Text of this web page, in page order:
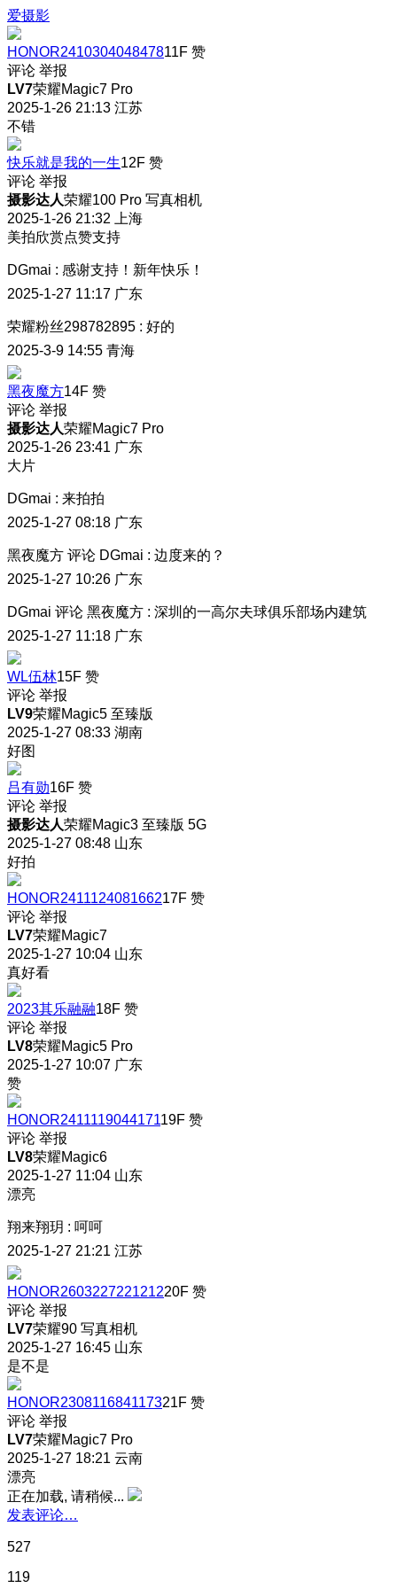
爱摄影
HONOR241030404847811F 赞
评论 举报
LV7荣耀Magic7 Pro
2025-1-26 21:13 江苏
不错
快乐就是我的一生12F 赞
评论 举报
摄影达人荣耀100 Pro 写真相机
2025-1-26 21:32
上海
美拍欣赏点赞支持
DGmai : 感谢支持！新年快乐！
2025-1-27 11:17 广东
荣耀粉丝298782895 : 好的
2025-3-9 14:55 青海
黑夜魔方14F 赞
评论 举报
摄影达人荣耀Magic7 Pro
2025-1-26 23:41 广东
大片
DGmai : 来拍拍
2025-1-27 08:18 广东
黑夜魔方 评论 DGmai : 边度来的？
2025-1-27 10:26 广东
DGmai 评论 黑夜魔方 : 深圳的一高尔夫球俱乐部场内建筑
2025-1-27 11:18 广东
WL伍林15F 赞
评论 举报
LV9荣耀Magic5 至臻版
2025-1-27 08:33 湖南
好图
吕有勋16F 赞
评论 举报
摄影达人荣耀Magic3 至臻版 5G
2025-1-27 08:48 山东
好拍
HONOR241112408166217F 赞
评论 举报
LV7荣耀Magic7
2025-1-27 10:04 山东
真好看
2023其乐融融18F 赞
评论 举报
LV8荣耀Magic5 Pro
2025-1-27 10:07 广东
赞
HONOR241111904417119F 赞
评论 举报
LV8荣耀Magic6
2025-1-27 11:04 山东
漂亮
翔来翔玥 : 呵呵
2025-1-27 21:21 江苏
HONOR260322722121220F 赞
评论 举报
LV7荣耀90 写真相机
2025-1-27 16:45 山东
是不是
HONOR230811684117321F 赞
评论 举报
LV7荣耀Magic7 Pro
2025-1-27 18:21 云南
漂亮
正在加载, 请稍候...
发表评论…
527
119